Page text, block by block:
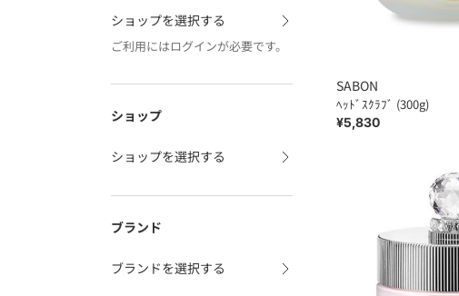
ショップを選択する
ご利用にはログインが必要です。
ショップ
ショップを選択する
ブランド
ブランドを選択する
SABON
ﾍｯﾄﾞｽｸﾗﾌﾞ (300g)
¥5,830